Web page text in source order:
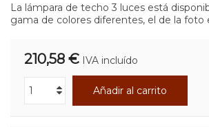
La lámpara de techo 3 luces está
gama de colores diferentes, el de la foto
210,58 € IVA incluído
Añadir al carrito